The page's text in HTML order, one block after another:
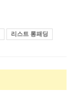
리스트 롱패딩